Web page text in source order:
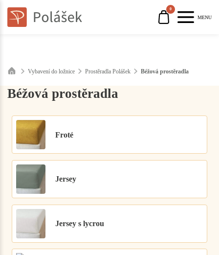
0
MENU
Vybavení do ložnice Prostěradla Polášek Béžová prostěradla
Béžová prostěradla
Froté
Jersey
Jersey s lycrou